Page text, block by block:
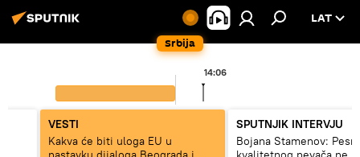
Srbija
LAT
14:06
VESTI
Kakva će biti uloga EU u
SPUTNJIK INTERVJU
Bojana Stamenov: